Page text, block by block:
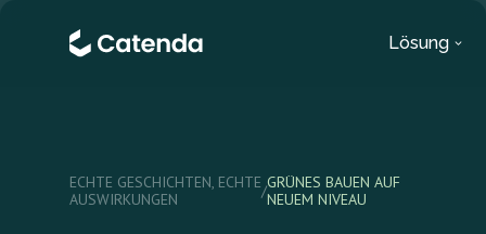
Lösung
ECHTE GESCHICHTEN, ECHTE
AUSWIRKUNGEN
/GRÜNES BAUEN AUF
NEUEM NIVEAU